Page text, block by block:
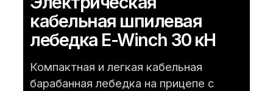
кабельная шпилевая
лебедка E-Winch 30 кН
Компактная и легкая кабельная
барабанная лебедка на прицепе с